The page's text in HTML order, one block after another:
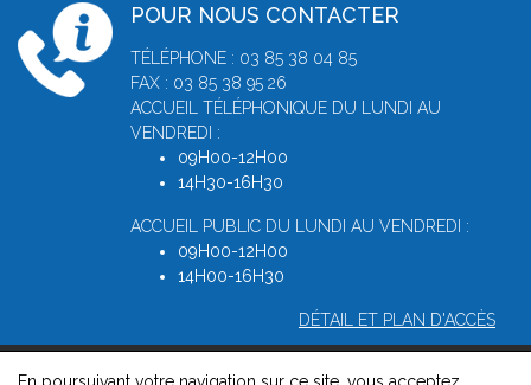
POUR NOUS CONTACTER
TÉLÉPHONE : 03 85 38 04 85
FAX : 03 85 38 95 26
ACCUEIL TÉLÉPHONIQUE DU LUNDI AU
VENDREDI :
09H00-12H00
14H30-16H30
ACCUEIL PUBLIC DU LUNDI AU VENDREDI :
09H00-12H00
14H00-16H30
DÉTAIL ET PLAN D'ACCÈS